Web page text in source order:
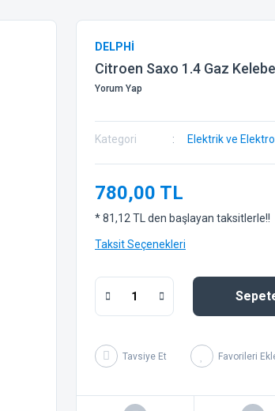
DELPHİ
Citroen Saxo 1.4 Gaz
Yorum Yap
Kategori Elektrik ve
780,00 TL
* 81,12 TL den başlayan taksitlerle!!
Taksit Seçenekleri
Tavsiye Et